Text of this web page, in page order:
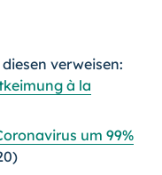
verweisen:
à la
um 99%